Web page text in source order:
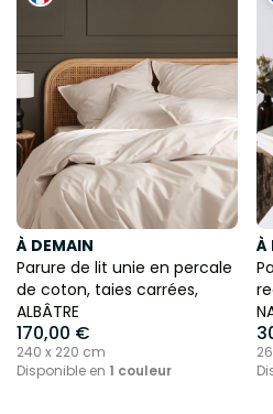
À DEMAIN
Parure de lit unie en percale
de coton, taies carrées,
ALBÂTRE
170,00 €
240 x 220 cm
Disponible en 1 couleur
À